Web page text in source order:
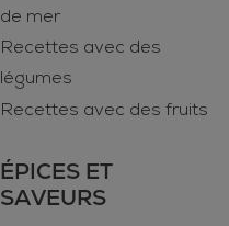
de mer
Recettes avec des
légumes
Recettes avec des fruits
ÉPICES ET
SAVEURS